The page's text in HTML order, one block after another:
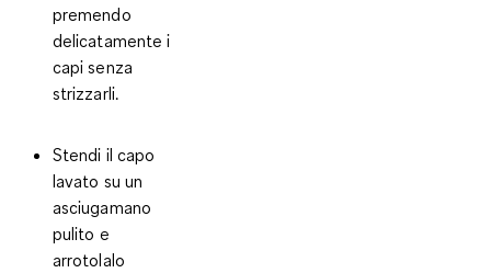
premendo
delicatamente i
capisenza
strizzarli.
Stendi il capo
lavato su un
asciugamano
pulito e
arrotolalo